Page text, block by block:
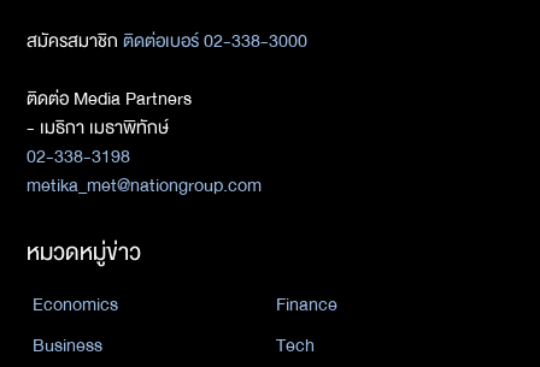
สมัครสมาชิกติดต่อเบอร์ 02-338-3000
ติดต่อ Media Partners
- เมธิกา เมธาพิทักษ์
02-338-3198
metika_met@nationgroup.com
หมวดหมู่ข่าว
Economics
Finance
Business
Tech